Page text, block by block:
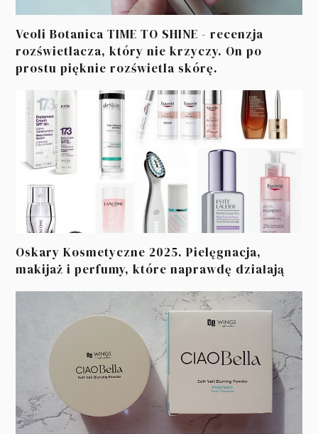
Veoli Botanica TIME TO SHINE - recenzja
rozświetlacza, który nie krzyczy. On po
prostu pięknie rozświetla skórę.
Oskary Kosmetyczne 2025. Pielęgnacja,
makijaż i perfumy, które naprawdę działają